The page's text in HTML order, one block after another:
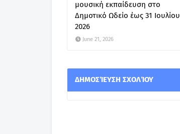
μουσική εκπαίδευση στο
Δημοτικό Ωδείο έως 31 Ιουλίου
2026
June 21, 2026
ΔΗΜΟΣΊΕΥΣΗ ΣΧΟΛΊΟΥ